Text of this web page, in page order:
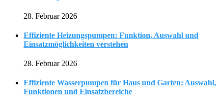
28. Februar 2026
Effiziente Heizungspumpen: Funktion, Auswahl und
Einsatzmöglichkeiten verstehen
28. Februar 2026
Effiziente Wasserpumpen für Haus und Garten: Auswahl,
Funktionen und Einsatzbereiche